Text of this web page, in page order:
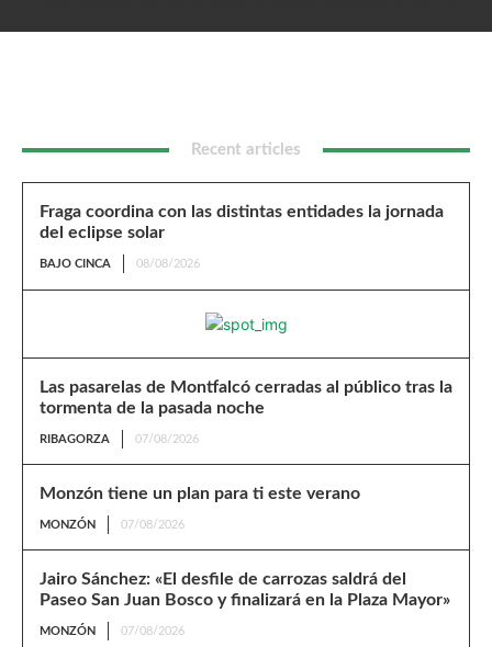
Recent articles
Fraga coordina con las distintas entidades la jornada
del eclipse solar
BAJO CINCA 08/08/2026
Las pasarelas de Montfalcó cerradas al público tras la
tormenta de la pasada noche
RIBAGORZA 07/08/2026
Monzón tiene un plan para ti este verano
MONZÓN 07/08/2026
Jairo Sánchez: «El desfile de carrozas saldrá del
Paseo San Juan Bosco y finalizará en la Plaza Mayor»
MONZÓN 07/08/2026